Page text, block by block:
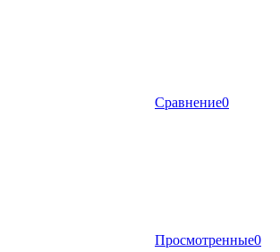
Сравнение0
Просмотренные0